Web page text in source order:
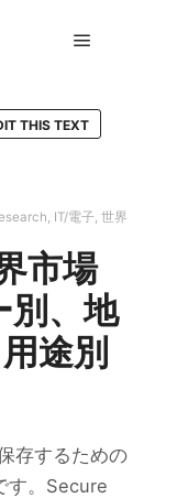
THIS TEXT
, IT/電子, 世界
市場
、地
途別
存するための
す。Secure